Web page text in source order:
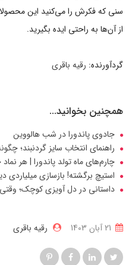
سنی که فکرش را می‌کنید این
از آن‌ها به راحتی ایده بگیرید.
گردآورنده: رقیه باقری
همچنین بخوانید...
جادوی پاندورا در شب هالووین
راهنمای انتخاب سایز گردنبند؛
چارم‌های ماه تولد پاندورا | هر
استیچ برگشته! بازسازی میلیاردی
داستانی در دل آویزی کوچک؛
رقیه باقری